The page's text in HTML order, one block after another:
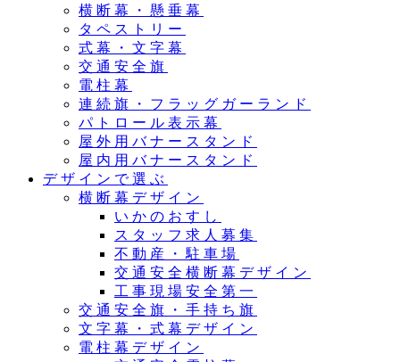
横断幕・懸垂幕
タペストリー
式幕・文字幕
交通安全旗
電柱幕
連続旗・フラッグガーランド
パトロール表示幕
屋外用バナースタンド
屋内用バナースタンド
デザインで選ぶ
横断幕デザイン
いかのおすし
スタッフ求人募集
不動産・駐車場
交通安全横断幕デザイン
工事現場安全第一
交通安全旗・手持ち旗
文字幕・式幕デザイン
電柱幕デザイン